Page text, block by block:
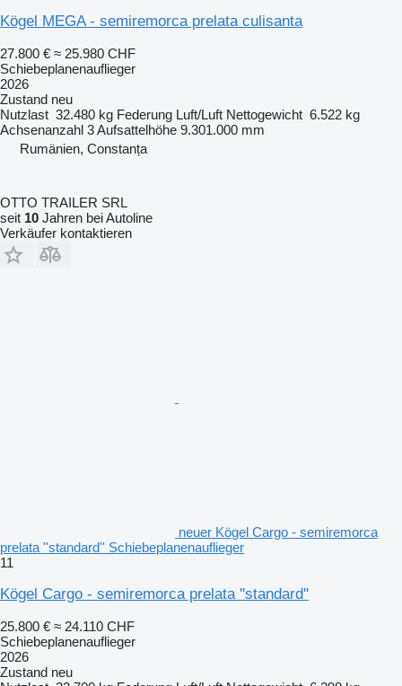
Kögel MEGA - semiremorca prelata culisanta
27.800 € ≈ 25.980 CHF
Schiebeplanenauflieger
2026
Zustand neu
Nutzlast 32.480 kg Federung Luft/Luft Nettogewicht 6.522 kg
Achsenanzahl 3Aufsattelhöhe 9.301.000 mm
Rumänien, Constanța
OTTO TRAILER SRL
seit 10 Jahren bei Autoline
Verkäufer kontaktieren
neuer Kögel Cargo - semiremorca
prelata ''standard'' Schiebeplanenauflieger
11
Kögel Cargo - semiremorca prelata ''standard''
25.800 € ≈ 24.110 CHF
Schiebeplanenauflieger
2026
Zustand neu